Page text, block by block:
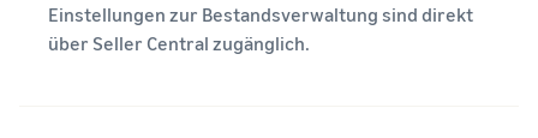
Einstellungen zur Bestandsverwaltung sind direkt
über Seller Central zugänglich.